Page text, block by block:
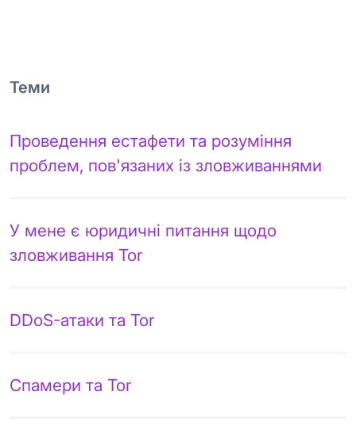
Теми
Проведення естафети та розуміння
проблем, пов'язаних із зловживаннями
У мене є юридичні питання щодо
зловживання Tor
DDoS-атаки та Tor
Спамери та Tor